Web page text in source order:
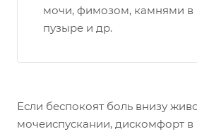
мочи, фимозом, камнями в
пузыре и др.
Если беспокоят боль внизу
мочеиспускании, дискомфорт в